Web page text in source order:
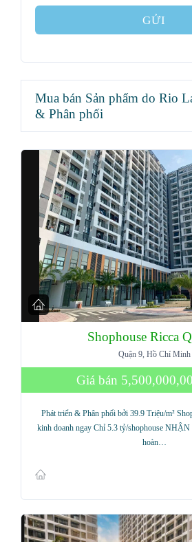
GỬI
Mua bán Sản phẩm do Rio
& Phân phối
Shophouse Ricca
Quận 9, Hồ Chí Minh
Giá bán
Phát triển & Phân phối bởi 39.9 Triệu/m²
kinh doanh ngay Chỉ 5.3 tỷ/shophouse
hoàn…